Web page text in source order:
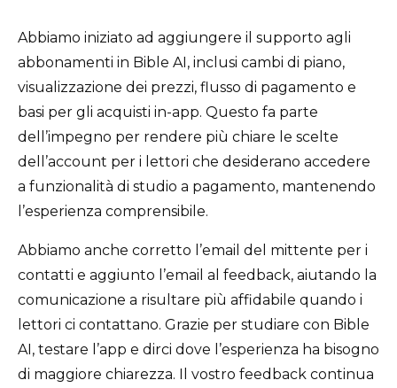
Abbiamo iniziato ad aggiungere il supporto agli
abbonamenti in Bible AI, inclusi cambi di piano,
visualizzazione dei prezzi, flusso di pagamento e
basi per gli acquisti in-app. Questo fa parte
dell’impegno per rendere più chiare le scelte
dell’account per i lettori che desiderano accedere
a funzionalità di studio a pagamento, mantenendo
l’esperienza comprensibile.
Abbiamo anche corretto l’email del mittente per i
contatti e aggiunto l’email al feedback, aiutando la
comunicazione a risultare più affidabile quando i
lettori ci contattano. Grazie per studiare con Bible
AI, testare l’app e dirci dove l’esperienza ha bisogno
di maggiore chiarezza. Il vostro feedback continua